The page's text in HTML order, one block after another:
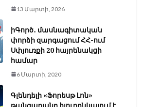
13 Մարտի, 2026
իԳործ․ մասնագիտական
փորձի զարգացում ՀՀ-ում
Սփյուռքի 20 հայրենակցի
համար
6 Մարտի, 2020
Գլենդելի «Ֆորեսթ Լոն»